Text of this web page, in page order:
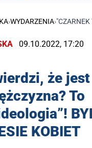
›WYDARZENIA›
09.10.2022, 17:20
że jest
To
KOBIET